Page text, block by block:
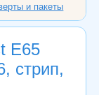
и пакеты
E65
стрип,